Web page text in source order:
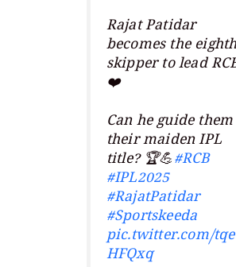
Rajat Patidar
becomes the eighth
skipper to lead
❤️
Can he guide
their maiden IPL
title? 🏆💪#RCB
#IPL2025
#RajatPatidar
#Sportskeeda
pic.twitter.com/
HFQxq